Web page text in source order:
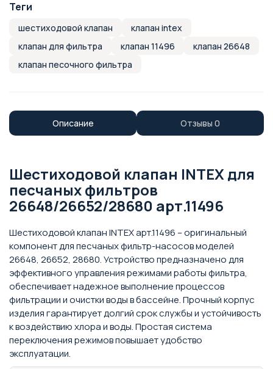
Теги
шестиходовой клапан
клапан intex
клапан для фильтра
клапан 11496
клапан 26648
клапан песочного фильтра
Описание Отзывы 0
Шестиходовой клапан INTEX для
песчаных фильтров
26648/26652/28680 арт.11496
Шестиходовой клапан INTEX арт.11496 – оригинальный
компонент для песчаных фильтр-насосов моделей
26648, 26652, 28680. Устройство предназначено для
эффективного управления режимами работы фильтра,
обеспечивает надежное выполнение процессов
фильтрации и очистки воды в бассейне. Прочный корпус
изделия гарантирует долгий срок службы и устойчивость
к воздействию хлора и воды. Простая система
переключения режимов повышает удобство
эксплуатации.